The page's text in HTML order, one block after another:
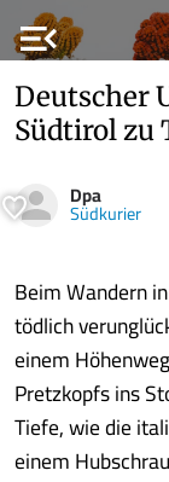
menu_open
Deutscher
Südtirol zu
Dpa
Südkurier
Beim Wandern
tödlich
einem
Pretzkopfs ins
Tiefe, wie die
einem